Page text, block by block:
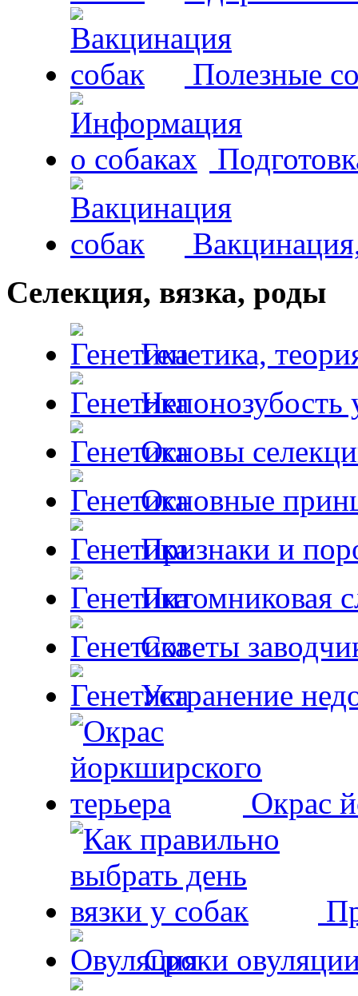
Полезные
Селекция, вязка, роды
Генетика,
Непонозубость
Основы
Основные
Признаки и
Питомниковая
Советы
Устранение
Окрас
Сроки